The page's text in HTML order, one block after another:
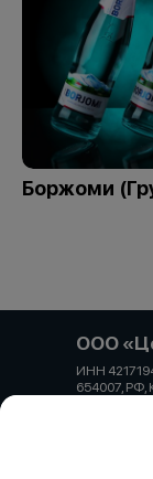
Боржоми
ООО
ИНН
654007, РФ,
Н.С.